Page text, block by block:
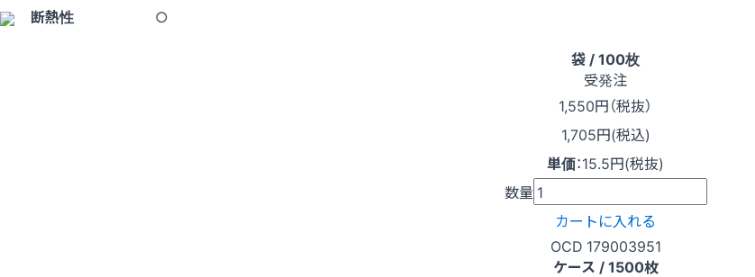
断熱性
○
袋 / 100枚
受発注
1,550円（税抜）
1,705円(税込)
単価：15.5円(税抜)
数量
カートに入れる
OCD 179003951
ケース / 1500枚